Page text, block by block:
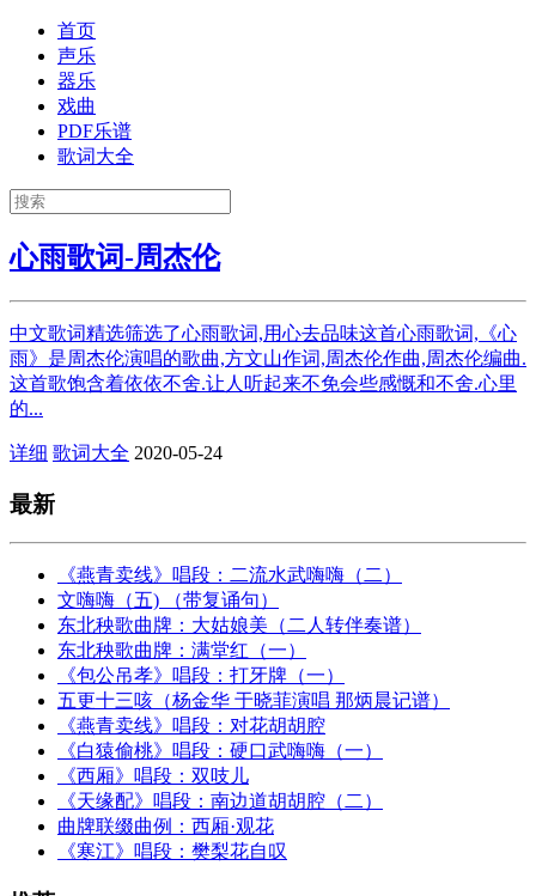
首页
声乐
器乐
戏曲
PDF乐谱
歌词大全
心雨歌词-周杰伦
中文歌词精选筛选了心雨歌词,用心去品味这首心雨歌词,《心
雨》是周杰伦演唱的歌曲,方文山作词,周杰伦作曲,周杰伦编曲.
这首歌饱含着依依不舍.让人听起来不免会些感慨和不舍.心里
的...
详细 歌词大全 2020-05-24
最新
《燕青卖线》唱段：二流水武嗨嗨（二）
文嗨嗨（五) （带复诵句）
东北秧歌曲牌：大姑娘美（二人转伴奏谱）
东北秧歌曲牌：满堂红（一）
《包公吊孝》唱段：打牙牌（一）
五更十三咳（杨金华 于晓菲演唱 那炳晨记谱）
《燕青卖线》唱段：对花胡胡腔
《白猿偷桃》唱段：硬口武嗨嗨（一）
《西厢》唱段：双吱儿
《天缘配》唱段：南边道胡胡腔（二）
曲牌联缀曲例：西厢·观花
《寒江》唱段：樊梨花自叹